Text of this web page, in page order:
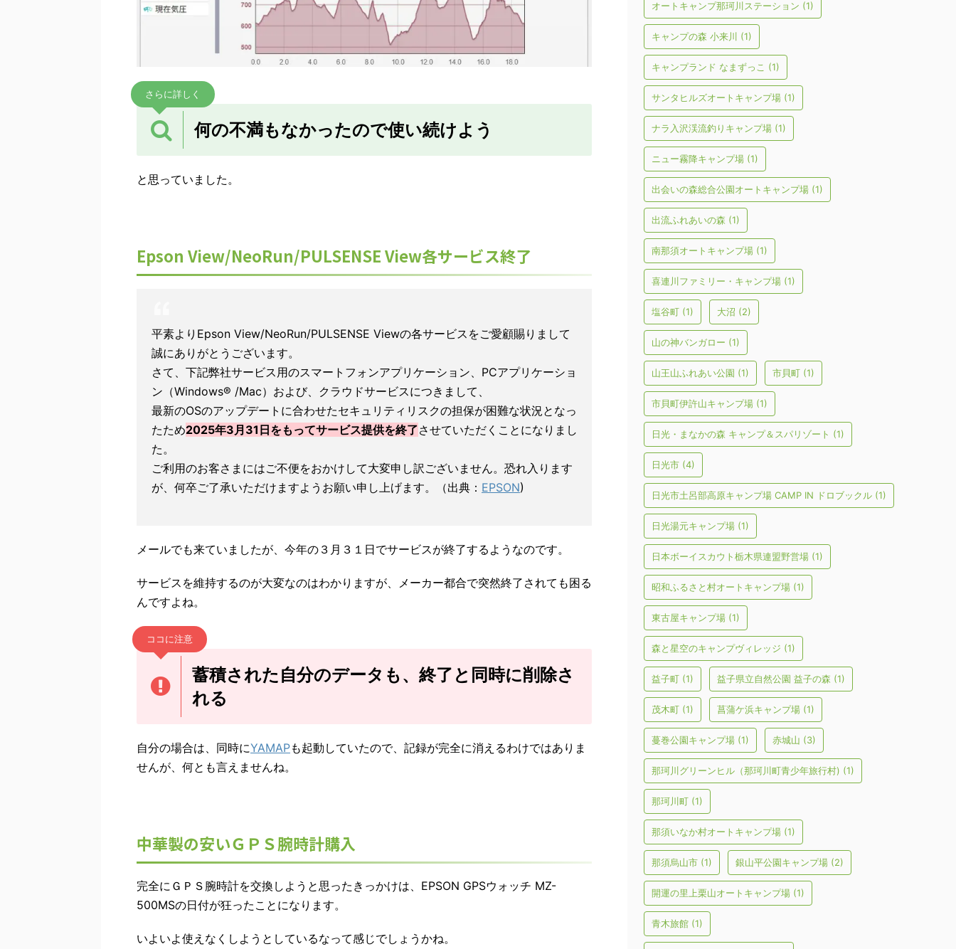
さらに詳しく
何の不満もなかったので使い続けよう
と思っていました。
Epson View/NeoRun/PULSENSE View各サービス終了
平素よりEpson View/NeoRun/PULSENSE Viewの各サービスをご愛顧賜りまして
誠にありがとうございます。
さて、下記弊社サービス用のスマートフォンアプリケーション、PCアプリケーショ
ン（Windows® /Mac）および、クラウドサービスにつきまして、
最新のOSのアップデートに合わせたセキュリティリスクの担保が困難な状況となっ
たため2025年3月31日をもってサービス提供を終了させていただくことになりまし
た。
ご利用のお客さまにはご不便をおかけして大変申し訳ございません。恐れ入ります
が、何卒ご了承いただけますようお願い申し上げます。（出典： EPSON)
メールでも来ていましたが、今年の３月３１日でサービスが終了するようなのです。
サービスを維持するのが大変なのはわかりますが、メーカー都合で突然終了されても困る
んですよね。
ココに注意
蓄積された自分のデータも、終了と同時に削除さ
れる
自分の場合は、同時にYAMAPも起動していたので、記録が完全に消えるわけではありま
せんが、何とも言えませんね。
中華製の安いＧＰＳ腕時計購入
完全にＧＰＳ腕時計を交換しようと思ったきっかけは、EPSON GPSウォッチ MZ-
500MSの日付が狂ったことになります。
いよいよ使えなくしようとしているなって感じでしょうかね。
オートキャンプ那珂川ステーション (1)
キャンプの森 小来川 (1)
キャンプランド なまずっこ (1)
サンタヒルズオートキャンプ場 (1)
ナラ入沢渓流釣りキャンプ場 (1)
ニュー霧降キャンプ場 (1)
出会いの森総合公園オートキャンプ場 (1)
出流ふれあいの森 (1)
南那須オートキャンプ場 (1)
喜連川ファミリー・キャンプ場 (1)
塩谷町 (1) 大沼 (2)
山の神バンガロー (1)
山王山ふれあい公園 (1) 市貝町 (1)
市貝町伊許山キャンプ場 (1)
日光・まなかの森 キャンプ＆スパリゾート (1)
日光市 (4)
日光市土呂部高原キャンプ場 CAMP IN ドロブックル (1)
日光湯元キャンプ場 (1)
日本ボーイスカウト栃木県連盟野営場 (1)
昭和ふるさと村オートキャンプ場 (1)
東古屋キャンプ場 (1)
森と星空のキャンプヴィレッジ (1)
益子町 (1) 益子県立自然公園 益子の森 (1)
茂木町 (1) 菖蒲ケ浜キャンプ場 (1)
蔓巻公園キャンプ場 (1) 赤城山 (3)
那珂川グリーンヒル（那珂川町青少年旅行村) (1)
那珂川町 (1)
那須いなか村オートキャンプ場 (1)
那須烏山市 (1) 銀山平公園キャンプ場 (2)
開運の里上栗山オートキャンプ場 (1)
青木旅館 (1)